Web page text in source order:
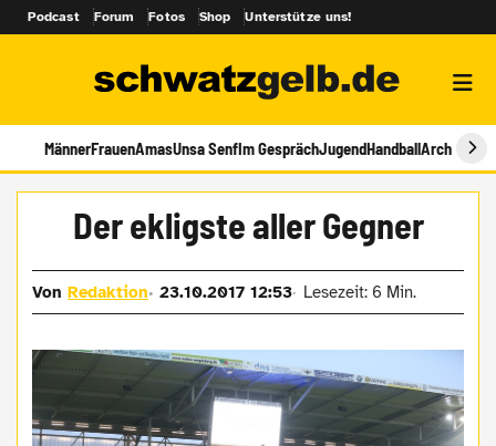
Podcast Forum Fotos Shop Unterstütze uns!
MännerFrauenAmasUnsa SenfIm GesprächJugendHandballArchiv
Der ekligste aller Gegner
VonRedaktion 23.10.2017 12:53 Lesezeit: 6 Min.